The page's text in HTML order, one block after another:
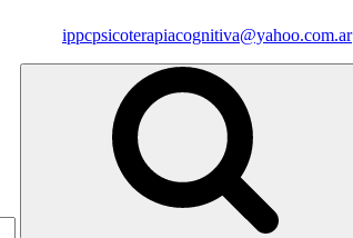
ippcpsicoterapiacognitiva@yahoo.com.ar